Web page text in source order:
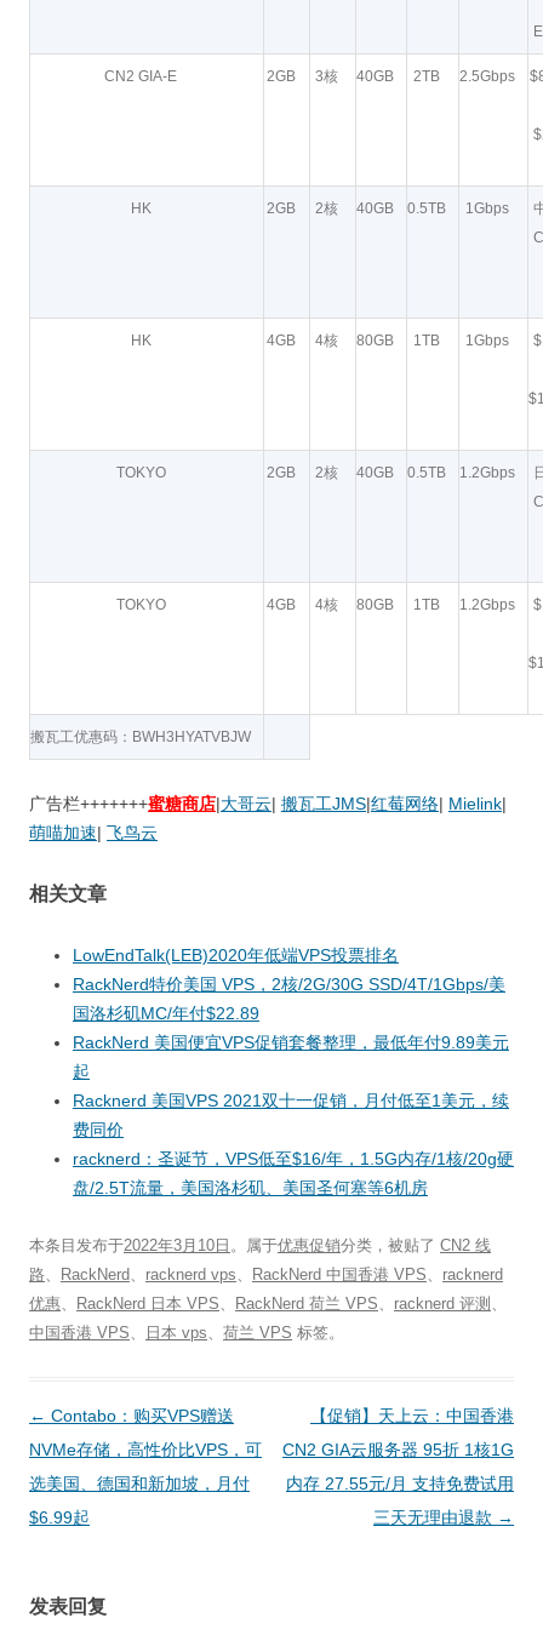
CN2 GIA-E 2GB 3核 40GB 2TB 2.5Gbps
HK 2GB 2核 40GB 0.5TB 1Gbps
HK 4GB 4核 80GB 1TB 1Gbps
TOKYO 2GB 2核 40GB 0.5TB 1.2Gbps
TOKYO 4GB 4核 80GB 1TB 1.2Gbps
搬瓦工优惠码：BWH3HYATVBJW
广告栏+++++++蜜糖商店|大哥云| 搬瓦工JMS|红莓网络| Mielink|
萌喵加速| 飞鸟云
相关文章
LowEndTalk(LEB)2020年低端VPS投票排名
RackNerd特价美国 VPS，2核/2G/30G SSD/4T/1Gbps/美
国洛杉矶MC/年付$22.89
RackNerd 美国便宜VPS促销套餐整理，最低年付9.89美元
起
Racknerd 美国VPS 2021双十一促销，月付低至1美元，续
费同价
racknerd：圣诞节，VPS低至$16/年，1.5G内存/1核/20g硬
盘/2.5T流量，美国洛杉矶、美国圣何塞等6机房
本条目发布于2022年3月10日 。属于优惠促销分类，被贴了 CN2 线
路、 RackNerd、 racknerd vps、 RackNerd 中国香港 VPS、 racknerd
优惠、 RackNerd 日本 VPS、 RackNerd 荷兰 VPS、 racknerd 评测 、
中国香港 VPS、 日本 vps、 荷兰 VPS 标签。
文
章
导
航
← Contabo：购买VPS赠送
NVMe存储，高性价比VPS，可
选美国、德国和新加坡，月付
$6.99起
【促销】天上云：中国香港
CN2 GIA云服务器 95折 1核1G
内存 27.55元/月 支持免费试用
三天无理由退款 →
发表回复